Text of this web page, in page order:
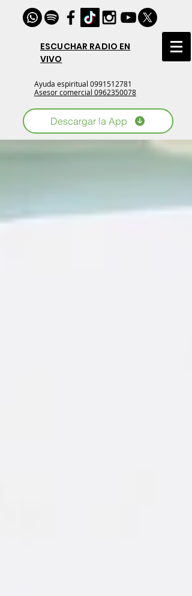
ESCUCHAR RADIO EN
VIVO
Ayuda espiritual 0991512781
Asesor comercial 0962350078
Descargar la App